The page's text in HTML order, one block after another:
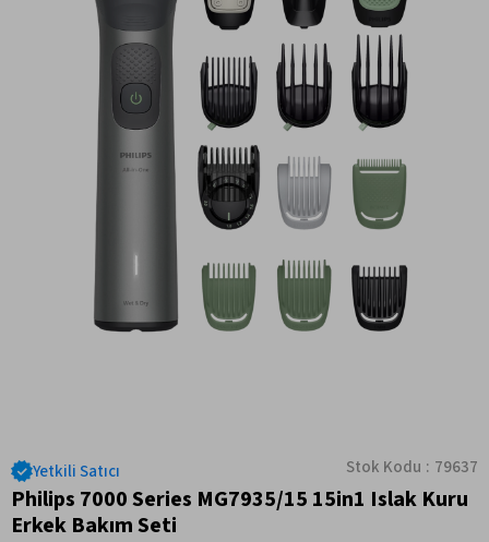
Yetkili Satıcı Stok Kodu 79637
Philips 7000 Series MG7935/15 15in1 Islak Kuru
Erkek Bakım Seti